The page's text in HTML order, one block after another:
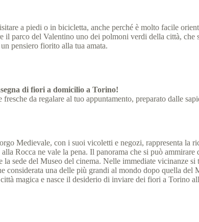
a piedi o in bicicletta, anche perché è molto facile
il parco del Valentino uno dei polmoni verdi della città,
pensiero fiorito alla tua amata.
di fiori a domicilio a Torino!
fresche da regalare al tuo appuntamento, preparato dalle
Medievale, con i suoi vicoletti e negozi, rappresenta la
alla Rocca ne vale la pena. Il panorama che si può
la sede del Museo del cinema. Nelle immediate vicinanze
considerata una delle più grandi al mondo dopo quella
magica e nasce il desiderio di inviare dei fiori a Torino